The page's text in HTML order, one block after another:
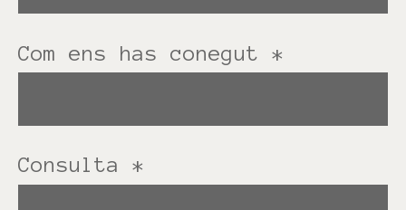
Com ens has conegut *
Consulta *